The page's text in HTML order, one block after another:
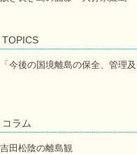
TOPICS
「今後の国境離島の保全、管理
コラム
吉田松陰の離島観